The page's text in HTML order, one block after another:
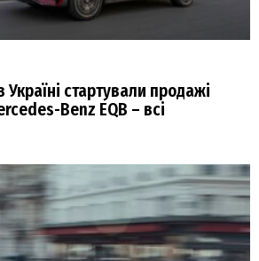
Україні стартували продажі
Benz EQB – всі